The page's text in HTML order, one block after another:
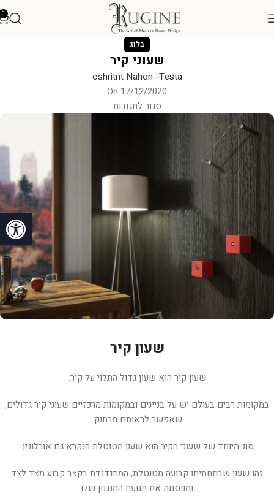
פתח
0
בלוג
שעוני קיר
oshritnt Nahon -Testa
On 17/12/2020
סגור לתגובות
שעון קיר
שעון קיר הוא שעון גדול התלוי על קיר.
במקומות רבים בעולם יש על בניינים ובמקומות מרכזיים שעוני קיר גדולים,
שאפשר לראותם מרחוק.
סוג מיוחד של שעוני הקיר הוא שעון מטוטלת הנקרא גם אורלוגין.
זהו שעון שבתחתיתו קבועה מטוטלת, המתנדנדת בקצב קבוע מצד לצד
ומווסתת את תנועת המנגנון שלו